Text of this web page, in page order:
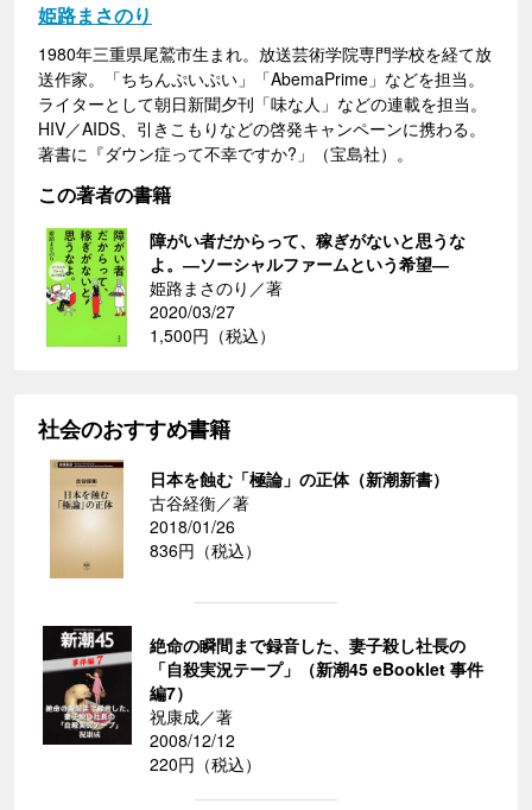
姫路まさのり
1980年三重県尾鷲市生まれ。放送芸術学院専門学校を経て放
送作家。「ちちんぷいぷい」「AbemaPrime」などを担当。
ライターとして朝日新聞夕刊「味な人」などの連載を担当。
HIV／AIDS、引きこもりなどの啓発キャンペーンに携わる。
著書に『ダウン症って不幸ですか?」（宝島社）。
この著者の書籍
障がい者だからって、稼ぎがないと思うな
よ。―ソーシャルファームという希望―
姫路まさのり／著
2020/03/27
1,500円（税込）
社会のおすすめ書籍
日本を蝕む「極論」の正体（新潮新書）
古谷経衡／著
2018/01/26
836円（税込）
絶命の瞬間まで録音した、妻子殺し社長の
「自殺実況テープ」（新潮45 eBooklet 事件
編7）
祝康成／著
2008/12/12
220円（税込）